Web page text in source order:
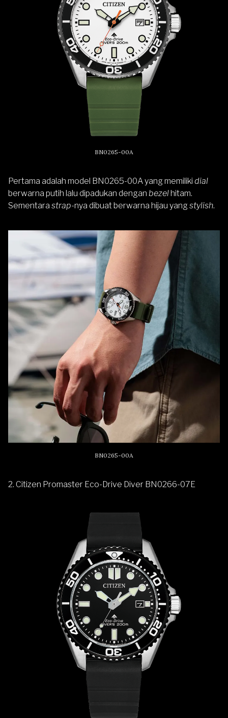
BN0265-00A
Pertama adalah model BN0265-00A yang memiliki dial
berwarna putih lalu dipadukan dengan bezelhitam.
Sementara strap-nya dibuat berwarna hijau yang stylish.
BN0265-00A
2. Citizen Promaster Eco-Drive Diver BN0266-07E